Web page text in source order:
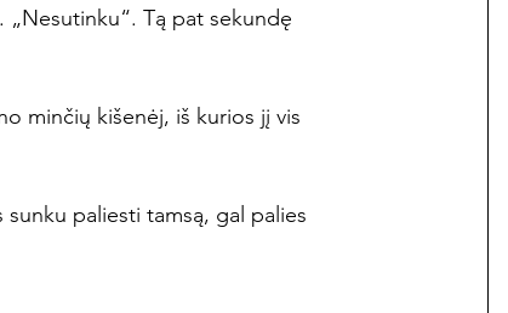
Tą pat sekundę
minčių kišenėj, iš kurios jį vis
paliesti tamsą, gal palies